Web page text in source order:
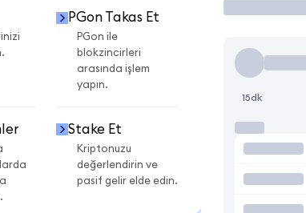
PGon Takas Et
PGon ile
blokzincirleri
arasında işlem
yapın.
Stake Et
Kriptonuzu
değerlendirin ve
pasif gelir elde edin.
15dk